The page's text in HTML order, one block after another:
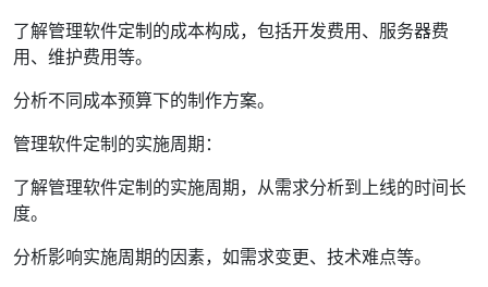
了解管理软件定制的成本构成，包括开发费用、服务器费
用、维护费用等。
分析不同成本预算下的制作方案。
管理软件定制的实施周期：
了解管理软件定制的实施周期，从需求分析到上线的时间长
度。
分析影响实施周期的因素，如需求变更、技术难点等。